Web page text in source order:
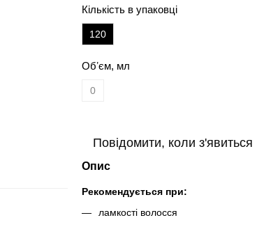
Кількість в упаковці
120
Обʼєм, мл
0
Повідомити, коли з'явиться
Опис
Рекомендується при:
ламкості волосся